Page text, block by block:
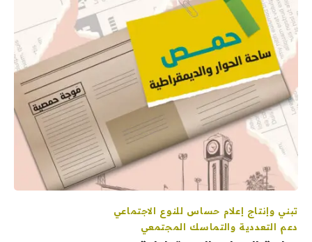
تبني وإنتاج إعلام حساس للنوع الاجتماعي
دعم التعددية والتماسك المجتمعي